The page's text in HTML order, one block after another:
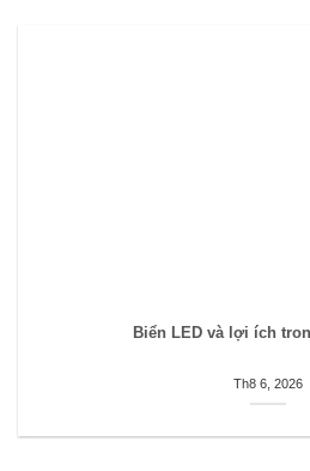
Biển LED và lợi ích
Th8 6, 2026